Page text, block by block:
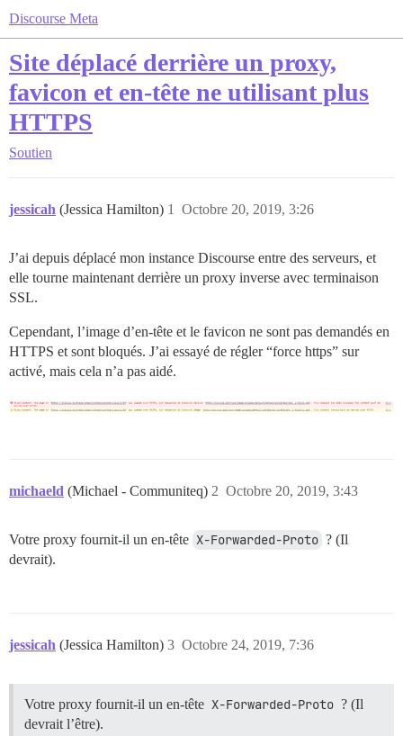
Discourse Meta
Site déplacé derrière un proxy,
favicon et en-tête ne utilisant plus
HTTPS
Soutien
jessicah (Jessica Hamilton) Octobre 20, 2019, 3:26
1
J’ai depuis déplacé mon instance Discourse entre des serveurs, et
elle tourne maintenant derrière un proxy inverse avec terminaison
SSL.
Cependant, l’image d’en-tête et le favicon ne sont pas demandés en
HTTPS et sont bloqués. J’ai essayé de régler “force https” sur
activé, mais cela n’a pas aidé.
michaeld (Michael - Communiteq) Octobre 20, 2019, 3:43
2
Votre proxy fournit-il un en-tête X-Forwarded-Proto ? (Il
devrait).
jessicah (Jessica Hamilton) Octobre 24, 2019, 7:36
3
Votre proxy fournit-il un en-tête X-Forwarded-Proto ? (Il
devrait l’être).